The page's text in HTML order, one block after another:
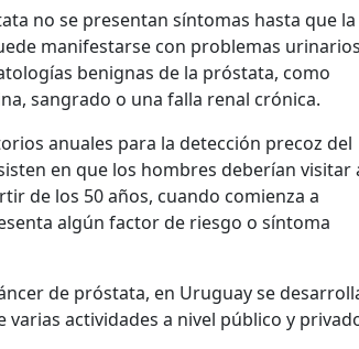
no se presentan síntomas hasta que la
manifestarse con problemas urinarios
benignas de la próstata, como
sangrado o una falla renal crónica.
anuales para la detección precoz del
en que los hombres deberían visitar
de los 50 años, cuando comienza a
algún factor de riesgo o síntoma
de próstata, en Uruguay se
varias actividades a nivel público y